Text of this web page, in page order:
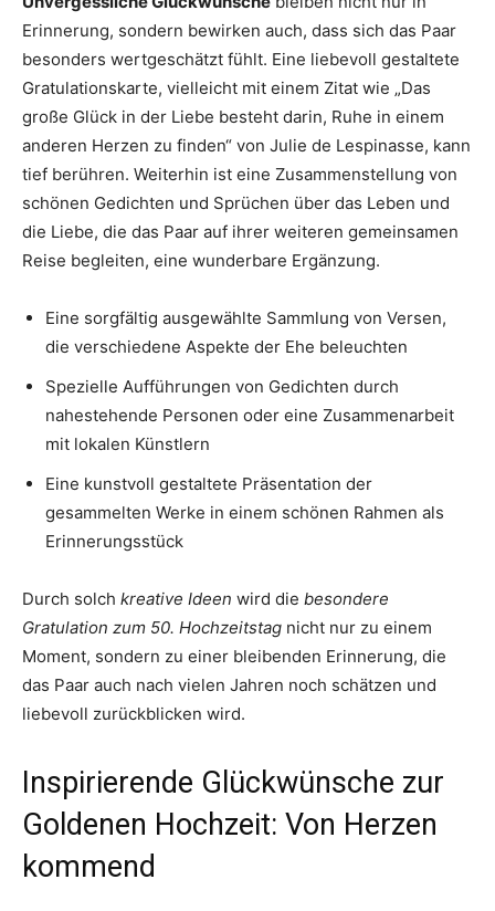
Erinnerung, sondern bewirken auch, dass sich das Paar
besonders wertgeschätzt fühlt. Eine liebevoll gestaltete
Gratulationskarte, vielleicht mit einem Zitat wie „Das
große Glück in der Liebe besteht darin, Ruhe in einem
anderen Herzen zu finden“ von Julie de Lespinasse, kann
tief berühren. Weiterhin ist eine Zusammenstellung von
schönen Gedichten und Sprüchen über das Leben und
die Liebe, die das Paar auf ihrer weiteren gemeinsamen
Reise begleiten, eine wunderbare Ergänzung.
Eine sorgfältig ausgewählte Sammlung von Versen,
die verschiedene Aspekte der Ehe beleuchten
Spezielle Aufführungen von Gedichten durch
nahestehende Personen oder eine Zusammenarbeit
mit lokalen Künstlern
Eine kunstvoll gestaltete Präsentation der
gesammelten Werke in einem schönen Rahmen als
Erinnerungsstück
Durch solch kreative Ideen wird die besondere
Gratulation zum 50. Hochzeitstag nicht nur zu einem
Moment, sondern zu einer bleibenden Erinnerung, die
das Paar auch nach vielen Jahren noch schätzen und
liebevoll zurückblicken wird.
Inspirierende Glückwünsche zur
Goldenen Hochzeit: Von Herzen
kommend